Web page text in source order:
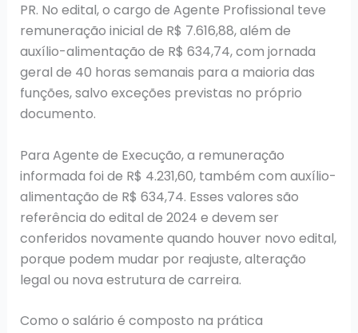
PR. No edital, o cargo de Agente Profissional teve
remuneração inicial de R$ 7.616,88, além de
auxílio-alimentação de R$ 634,74, com jornada
geral de 40 horas semanais para a maioria das
funções, salvo exceções previstas no próprio
documento.
Para Agente de Execução, a remuneração
informada foi de R$ 4.231,60, também com auxílio-
alimentação de R$ 634,74. Esses valores são
referência do edital de 2024 e devem ser
conferidos novamente quando houver novo edital,
porque podem mudar por reajuste, alteração
legal ou nova estrutura de carreira.
Como o salário é composto na prática